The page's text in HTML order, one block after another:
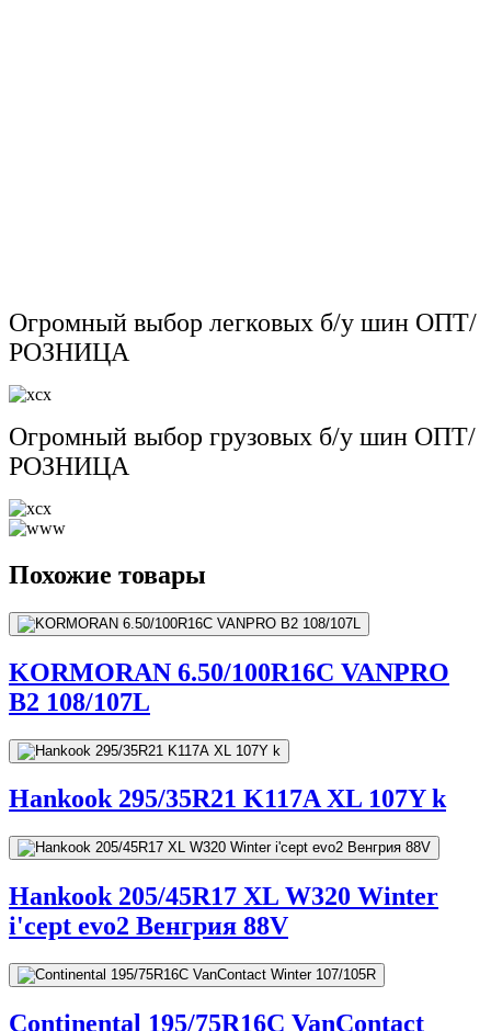
Огромный выбор легковых б/у шин ОПТ/
РОЗНИЦА
Огромный выбор грузовых б/у шин ОПТ/
РОЗНИЦА
Похожие товары
KORMORAN 6.50/100R16C VANPRO
B2 108/107L
Hankook 295/35R21 K117A XL 107Y k
Hankook 205/45R17 XL W320 Winter
i'cept evo2 Венгрия 88V
Continental 195/75R16C VanContact